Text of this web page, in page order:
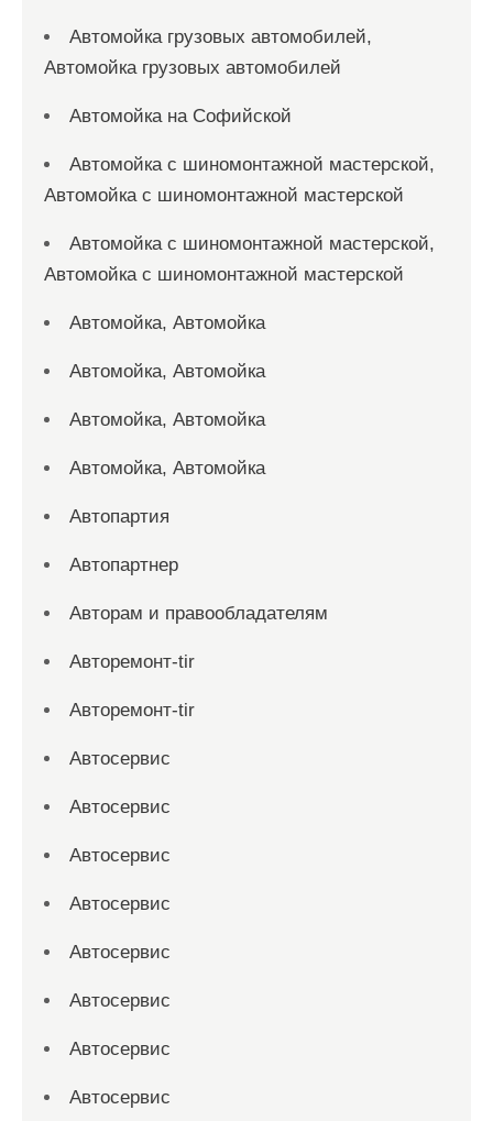
Автомойка грузовых автомобилей,
Автомойка грузовых автомобилей
Автомойка на Софийской
Автомойка с шиномонтажной мастерской,
Автомойка с шиномонтажной мастерской
Автомойка с шиномонтажной мастерской,
Автомойка с шиномонтажной мастерской
Автомойка, Автомойка
Автомойка, Автомойка
Автомойка, Автомойка
Автомойка, Автомойка
Автопартия
Автопартнер
Авторам и правообладателям
Авторемонт-tir
Авторемонт-tir
Автосервис
Автосервис
Автосервис
Автосервис
Автосервис
Автосервис
Автосервис
Автосервис